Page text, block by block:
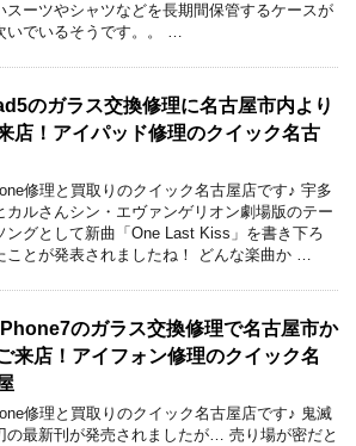
スーツやシャツなどを長期間保管するケースが
いでいるそうです。。 …
のガラス交換修理に名古屋市内より
店！アイパッド修理のクイック名古
修理と買取りのクイック名古屋店です♪ 宇多
カルさんシン・エヴァンゲリオン劇場版のテー
ングとして新曲「One Last Kiss」を書き下ろ
ことが発表されましたね！ どんな楽曲か …
のガラス交換修理で名古屋市か
来店！アイフォン修理のクイック名
修理と買取りのクイック名古屋店です♪ 鬼滅
の最新刊が発売されましたが… 売り場が密だと